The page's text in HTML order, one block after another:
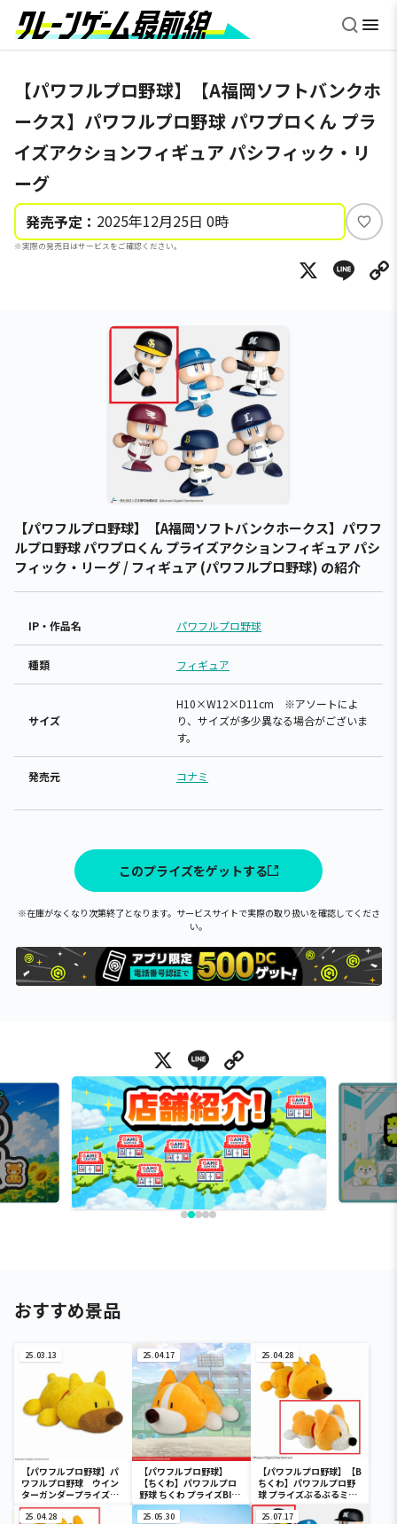
【パワフルプロ野球】【A福岡ソフトバンクホ
ークス】パワフルプロ野球 パワプロくん プラ
イズアクションフィギュア パシフィック・リ
ーグ
発売予定： 2025年12月25日 0時
※実際の発売日はサービスをご確認ください。
い
ね
X
【パワフルプロ野球】【A福岡ソフトバンクホークス】パワフ
ルプロ野球 パワプロくん プライズアクションフィギュア パシ
フィック・リーグ / フィギュア (パワフルプロ野球) の紹介
IP・作品名 パワフルプロ野球
種類 フィギュア
サイズ
H10×W12×D11cm ※アソートによ
り、サイズが多少異なる場合がございま
す。
発売元 コナミ
このプライズをゲットする
※在庫がなくなり次第終了となります。サービスサイトで実際の取り扱いを確認してくださ
い。
X Line
おすすめ景品
25.03.13
【パワフルプロ野球】パ
ワフルプロ野球 ウイン
ターガンダープライズ
BIGぬいぐるみ
25.04.17
【パワフルプロ野球】
【ちくわ】パワフルプロ
野球 ちくわ プライズBIG
ぬいぐるみ
25.04.28
【パワフルプロ野球】【B
ちくわ】パワフルプロ野
球 プライズぶるぶるミニ
ぬいぐるみ
25.04.28 25.05.30 25.07.17